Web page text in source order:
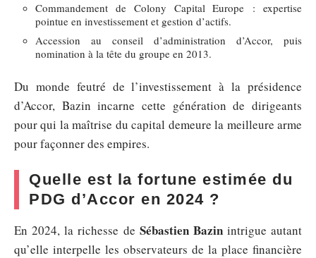
Commandement de Colony Capital Europe : expertise
pointue en investissement et gestion d’actifs.
Accession au conseil d’administration d’Accor, puis
nomination à la tête du groupe en 2013.
Du monde feutré de l’investissement à la présidence
d’Accor, Bazin incarne cette génération de dirigeants
pour qui la maîtrise du capital demeure la meilleure arme
pour façonner des empires.
Quelle est la fortune estimée du
PDG d’Accor en 2024 ?
En 2024, la richesse de Sébastien Bazinintrigue autant
qu’elle interpelle les observateurs de la place financière